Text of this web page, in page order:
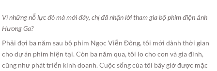
Vì những nỗ lực đó mà mới đây, chị đã nhận lời tham gia bộ phim điện ảnh
Hương Ga?
Phải đợi ba năm sau bộ phim Ngọc Viễn Đông, tôi mới dành thời gian
cho dự án phim hiện tại. Còn ba năm qua, tôi lo cho con và gia đình,
cũng như phát triển kinh doanh. Cuộc sống của tôi bây giờ được mặc